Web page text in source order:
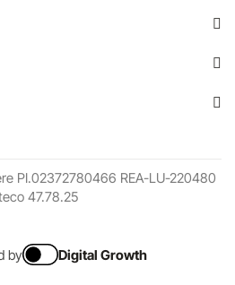
PI.02372780466 REA-LU-220480
47.78.25
by Digital Growth